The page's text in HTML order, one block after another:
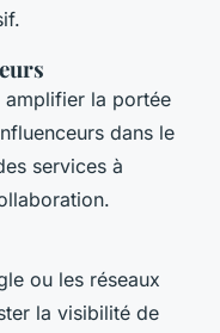
amplifier la portée
dans le
services à
ou les réseaux
la visibilité de